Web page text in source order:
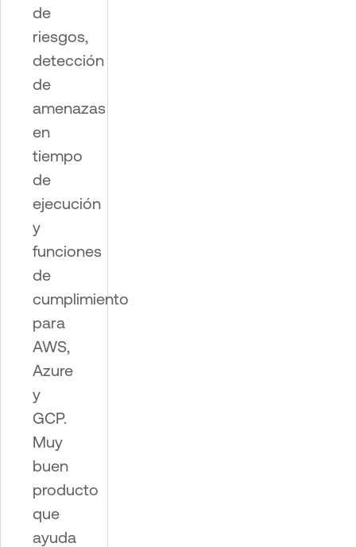
de
riesgos,
detección
de
amenazas
en
tiempo
de
ejecución
y
funciones
de
cumplimiento
para
AWS,
Azure
y
GCP.
Muy
buen
producto
que
ayuda